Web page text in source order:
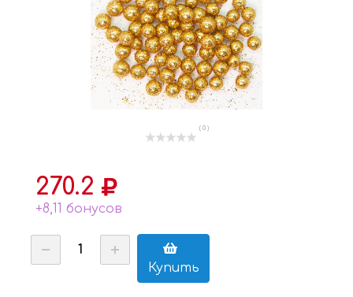
( 0 )
270.2
+8,11 бонусов
Купить